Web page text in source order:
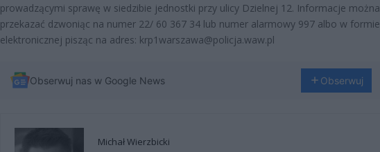
prowadzącymi sprawę w siedzibie jednostki przy ulicy Dzielnej 12. Informacje można
przekazać dzwoniąc na numer 22/ 60 367 34 lub numer alarmowy 997 albo w formie
elektronicznej pisząc na adres: krp1warszawa@policja.waw.pl
Obserwuj nas w Google News Obserwuj
Michał Wierzbicki